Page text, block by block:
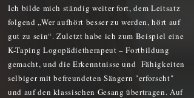
Ich bilde mich ständig weiter fort, dem Leitsatz
folgend „Wer aufhört besser zu werden, hört auf
gut zu sein“. Zuletzt habe ich zum Beispiel eine
K-Taping Logopädietherapeut – Fortbildung
gemacht, und die Erkenntnisse und Fähigkeiten
selbiger mit befreundeten Sängern "erforscht"
und auf den klassischen Gesang übertragen. Auf